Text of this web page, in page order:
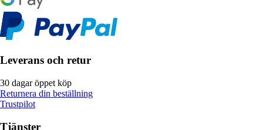
Leverans och retur
30 dagar öppet köp
Returnera din beställning
Trustpilot
Tjänster